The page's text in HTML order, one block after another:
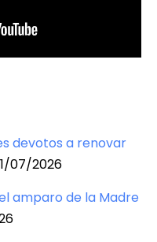
devotos a renovar
07/2026
amparo de la Madre